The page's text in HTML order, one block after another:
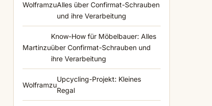
WolframzuAlles über Confirmat-Schrauben
und ihre Verarbeitung
Martinzu
Know-How für Möbelbauer: Alles
über Confirmat-Schrauben und
ihre Verarbeitung
Wolframzu
Upcycling-Projekt: Kleines
Regal